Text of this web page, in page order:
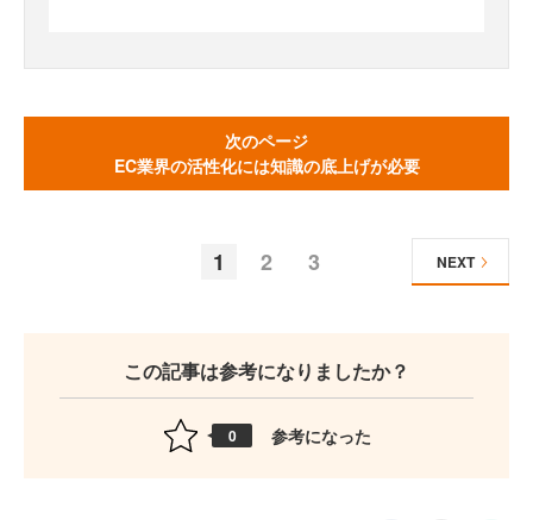
次のページ
EC業界の活性化には知識の底上げが必要
1 2 3 NEXT
この記事は参考になりましたか？
0 参考になった